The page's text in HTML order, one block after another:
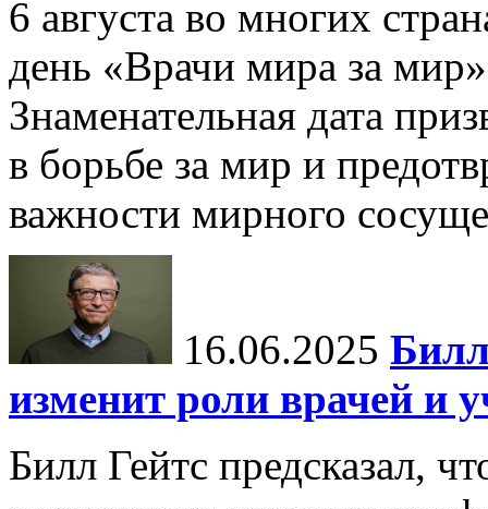
6 августа во многих
день «Врачи мира за
Знаменательная дата
в борьбе за мир и
важности мирного
16.06.2025
изменит роли врачей и
Билл Гейтс предсказал,